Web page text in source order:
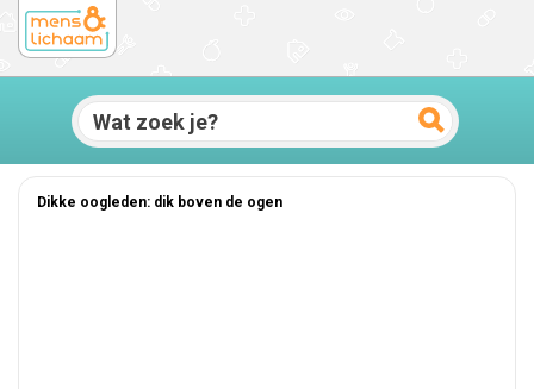
Dikke oogleden: dik boven de ogen